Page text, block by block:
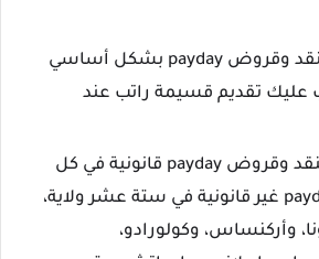
تعتمد خدمات النقد وقروض payday بشكل أساسي
عليك تقديم قسيمة راتب عند
ليست خدمات النقد وقروض payday قانونية في كل
ولاية. قروض payday غير قانونية في ستة عشر ولاية،
وأركنساس، وكولورادو،